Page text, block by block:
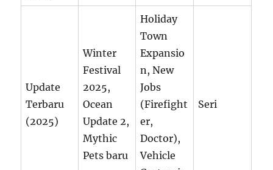
Update
Terbaru
(2025)
Winter
Festival
2025,
Ocean
Update 2,
Mythic
Pets baru
Holiday
Town
Expansio
n, New
Jobs
(Firefight
er,
Doctor),
Vehicle
Seri